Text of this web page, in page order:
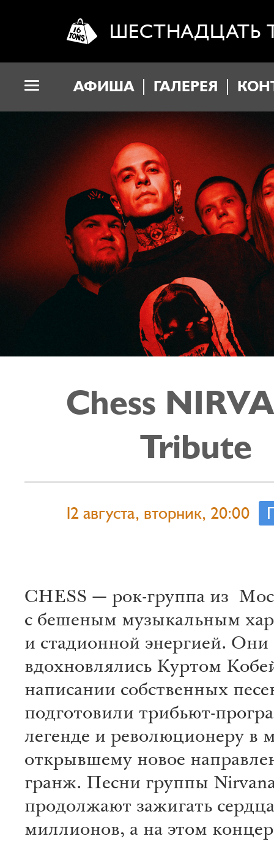
ШЕСТНАДЦАТЬ
АФИША ГАЛЕРЕЯ
Chess
Tribute
12 августа, вторник, 20:00
CHESS — рок-группа из
с бешеным музыкальным
и стадионной энергией. Они
вдохновлялись Куртом
написании собственных
подготовили трибьют-
легенде и революционеру в
открывшему новое
гранж. Песни группы
продолжают зажигать сердца
миллионов, а на этом